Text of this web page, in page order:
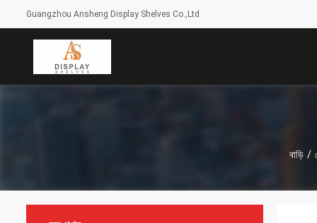
Guangzhou Ansheng Display Shelves Co.,Ltd
বাড়ি /